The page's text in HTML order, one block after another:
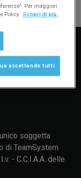
soggetta
di TeamSystem
- C.C.I.A.A. delle
Per maggiori
Policy. Scopri di più.
accettando tutti